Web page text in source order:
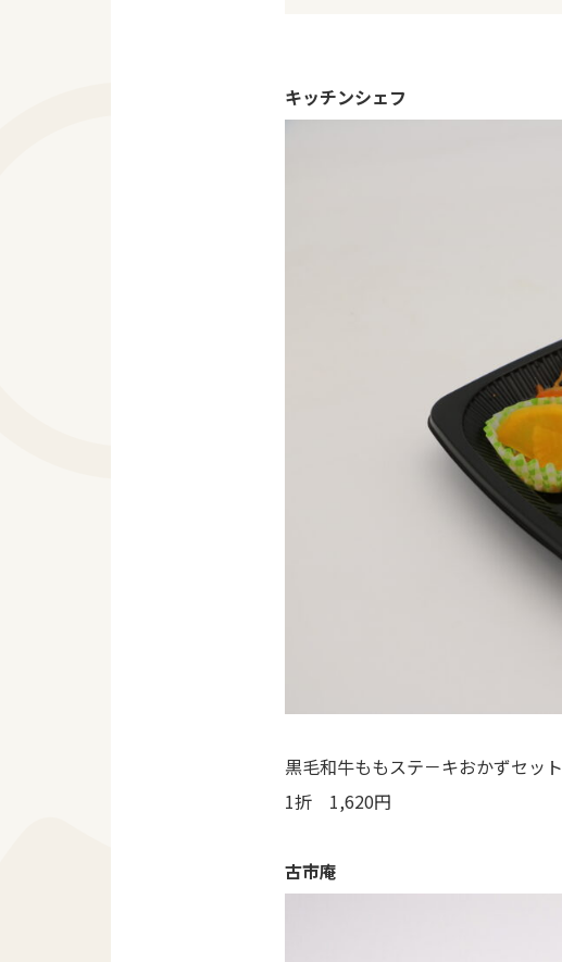
キッチンシェフ
黒毛和牛ももステ－キおかずセット
1折 1,620円
古市庵